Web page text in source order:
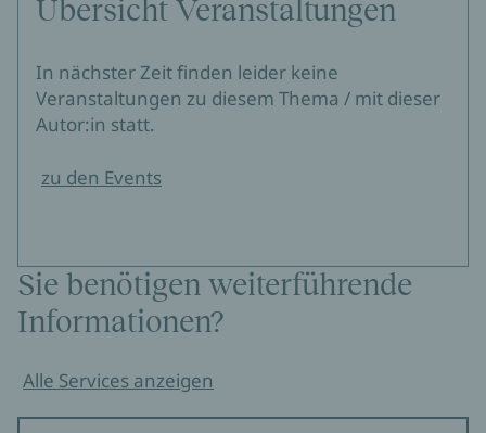
Übersicht Veranstaltungen
In nächster Zeit finden leider keine
Veranstaltungen zu diesem Thema / mit dieser
Autor:in statt.
zu den Events
Sie benötigen weiterführende
Informationen?
Alle Services anzeigen